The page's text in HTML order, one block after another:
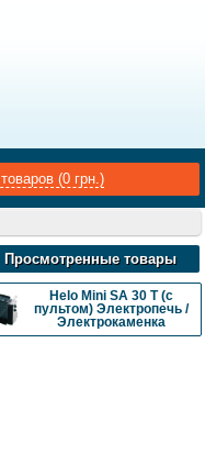
товаров (0 грн.)
Просмотренные товары
Helo Mini SA 30 T (с
пультом) Электропечь /
Электрокаменка